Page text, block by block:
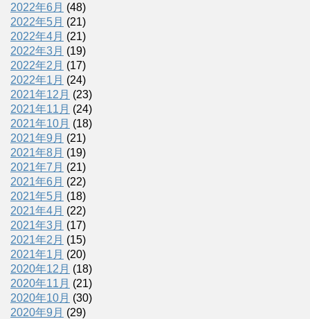
2022年6月 (48)
2022年5月 (21)
2022年4月 (21)
2022年3月 (19)
2022年2月 (17)
2022年1月 (24)
2021年12月 (23)
2021年11月 (24)
2021年10月 (18)
2021年9月 (21)
2021年8月 (19)
2021年7月 (21)
2021年6月 (22)
2021年5月 (18)
2021年4月 (22)
2021年3月 (17)
2021年2月 (15)
2021年1月 (20)
2020年12月 (18)
2020年11月 (21)
2020年10月 (30)
2020年9月 (29)